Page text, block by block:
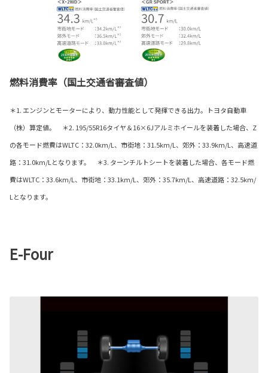
燃料消費率（国土交通省審査値）
＊1. エンジンとモーターにより、動力性能として発揮できる出力。トヨタ自動車
（株）算定値。 ＊2. 195/55R16タイヤ＆16×6Jアルミホイールを装着した場合、Z
の各モード燃費はWLTC：32.0km/L、市街地：31.5km/L、郊外：33.9km/L、高速道
路：31.0km/Lとなります。 ＊3. ターンチルトシートを装着した場合、各モード燃
費はWLTC：33.6km/L、市街地：33.1km/L、郊外：35.7km/L、高速道路：32.5km/
Lとなります。
E-Four